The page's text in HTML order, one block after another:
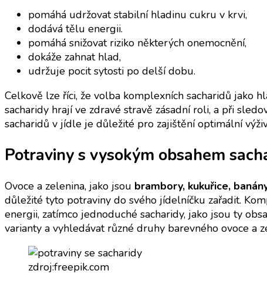
pomáhá udržovat stabilní hladinu cukru v krvi,
dodává tělu energii.
pomáhá snižovat riziko některých onemocnění,
dokáže zahnat hlad,
udržuje pocit sytosti po delší dobu.
Celkově lze říci, že volba komplexních sacharidů jako
sacharidy hrají ve zdravé stravě zásadní roli, a při
sacharidů v jídle je důležité pro zajištění optimální
Potraviny s vysokým obsahem
Ovoce a zelenina, jako jsou brambory, kukuřice,
důležité tyto potraviny do svého jídelníčku zařadit.
energii, zatímco jednoduché sacharidy, jako jsou ty
varianty a vyhledávat různé druhy barevného ovoce a
zdroj:freepik.com